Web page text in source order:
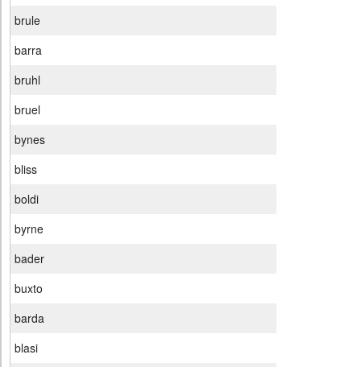
brule
barra
bruhl
bruel
bynes
bliss
boldi
byrne
bader
buxto
barda
blasi